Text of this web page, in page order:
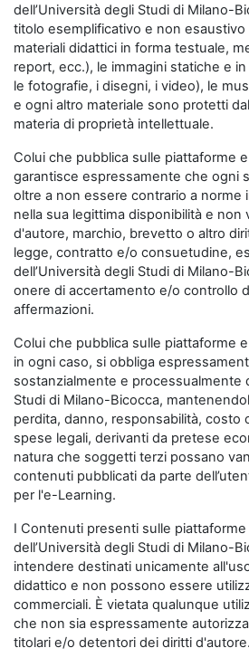
dell’Università degli Studi di Milano-
titolo esemplificativo e non esaustivo
materiali didattici in forma testuale,
report, ecc.), le immagini statiche e
le fotografie, i disegni, i video), le
e ogni altro materiale sono protetti
materia di proprietà intellettuale.
Colui che pubblica sulle piattaforme
garantisce espressamente che ogni
oltre a non essere contrario a norme
nella sua legittima disponibilità e non
d'autore, marchio, brevetto o altro
legge, contratto e/o consuetudine,
dell’Università degli Studi di Milano-
onere di accertamento e/o controllo
affermazioni.
Colui che pubblica sulle piattaforme
in ogni caso, si obbliga
sostanzialmente e processualmente
Studi di Milano-Bicocca,
perdita, danno, responsabilità, costo
spese legali, derivanti da pretese
natura che soggetti terzi possano
contenuti pubblicati da parte
per l'e-Learning.
I Contenuti presenti sulle piattaforme
dell’Università degli Studi di Milano-
intendere destinati unicamente
didattico e non possono essere
commerciali. È vietata qualunque
che non sia espressamente
titolari e/o detentori dei diritti d'autore.